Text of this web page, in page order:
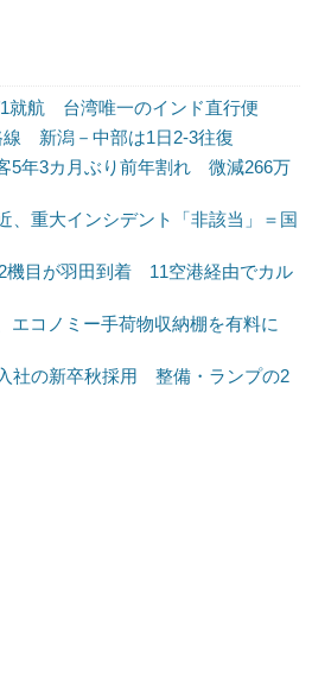
就航 台湾唯一のインド直行便
線 新潟－中部は1日2-3往復
5年3カ月ぶり前年割れ 微減266万
、重大インシデント「非該当」＝国
機目が羽田到着 11空港経由でカル
エコノミー手荷物収納棚を有料に
社の新卒秋採用 整備・ランプの2